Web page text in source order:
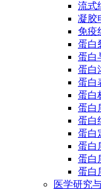
流式
凝胶
免疫
蛋白
蛋白
蛋白
蛋白
蛋白
蛋白
蛋白
蛋白
蛋白
蛋白
蛋白
医学研究